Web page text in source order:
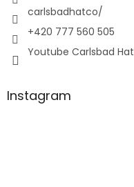
carlsbadhatco/
+420 777 560 505
Youtube Carlsbad Hat
Instagram